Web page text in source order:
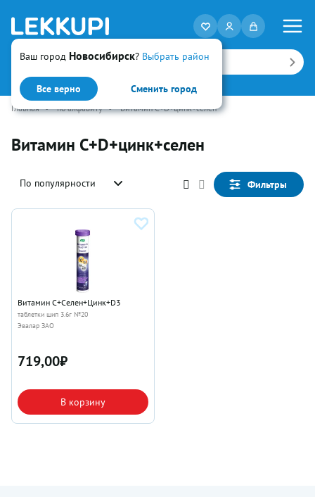
Ваш город Новосибирск? Выбрать район
Все верно Сменить город
Искать
Главная • по алфавиту • Витамин С+D+цинк+селен
Витамин С+D+цинк+селен
По популярности Фильтры
Витамин C+Селен+Цинк+D3
таблетки шип 3.6г №20
Эвалар ЗАО
719,00₽
В корзину